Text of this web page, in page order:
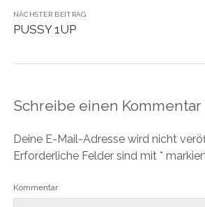
NÄCHSTER BEITRAG
PUSSY 1UP
Schreibe einen Kommentar
Deine E-Mail-Adresse wird nicht
Erforderliche Felder sind mit *
Kommentar